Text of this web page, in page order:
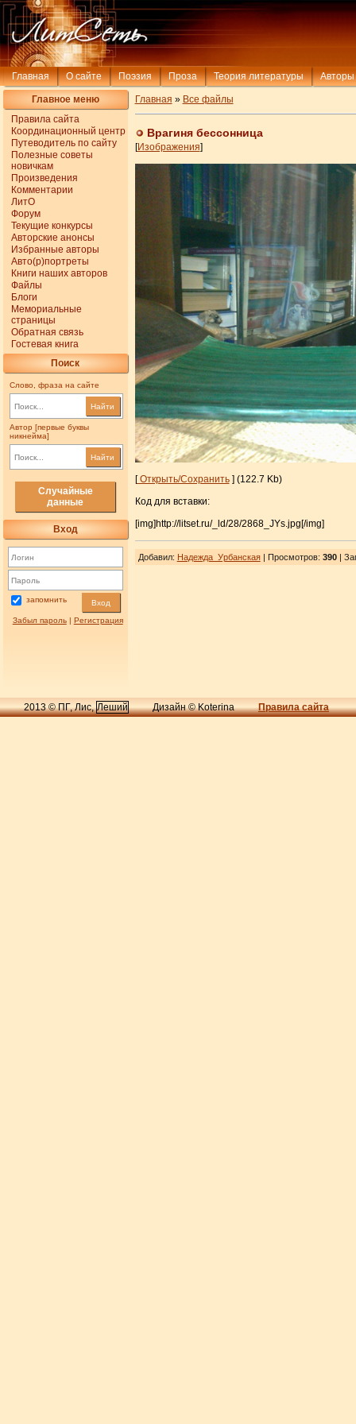
Главная О сайте Поэзия Проза Теория литературы Авторы
Главное меню
Правила сайта
Координационный центр
Путеводитель по сайту
Полезные советы
новичкам
Произведения
Комментарии
ЛитО
Форум
Текущие конкурсы
Авторские анонсы
Избранные авторы
Авто(р)портреты
Книги наших авторов
Файлы
Блоги
Мемориальные
страницы
Обратная связь
Гостевая книга
Поиск
Слово, фраза на сайте
Найти
Автор [первые буквы
никнейма]
Найти
Случайные
данные
Вход
запомнить Вход
Забыл пароль| Регистрация
Главная » Все файлы
Врагиня бессонница
[Изображения]
[Открыть/Сохранить] (122.7 Kb)
Код для вставки:
[img]http://litset.ru/_ld/28/2868_JYs.jpg[/img]
Добавил: Надежда_Урбанская| Просмотров: 390|
2013 © ПГ, Лис,Леший Дизайн © Koterina Правила сайта